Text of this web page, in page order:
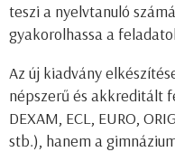
teszi a nyelvtanuló
gyakorolhassa a
Az új kiadvány
népszerű és akkreditált
DEXAM, ECL, EURO,
stb.), hanem a